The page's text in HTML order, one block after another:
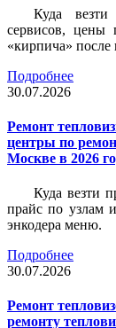
Куда
сервисов,
«кирпича»
Подробнее
30.07.2026
Ремонт
центры по
Москве в 2026
Куда везти
прайс по узлам
энкодера меню.
Подробнее
30.07.2026
Ремонт
ремонту